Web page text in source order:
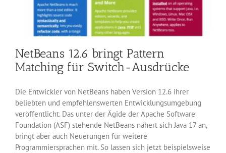
NetBeans 12.6 bringt Pattern
Matching für Switch-Ausdrücke
Die Entwickler von NetBeans haben Version 12.6 ihrer
beliebten und empfehlenswerten Entwicklungsumgebung
veröffentlicht. Das unter der Ägide der Apache Software
Foundation (ASF) stehende NetBeans nähert sich Java 17 an,
bringt aber auch Neuerungen für weitere
Programmiersprachen mit. So lassen sich jetzt beispielsweise